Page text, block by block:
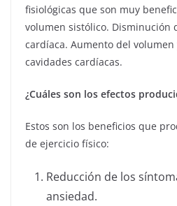
fisiológicas que son muy
volumen sistólico. Disminución
cardíaca. Aumento del
cavidades cardíacas.
¿Cuáles son los efectos
Estos son los beneficios que
de ejercicio físico:
Reducción de los
ansiedad.